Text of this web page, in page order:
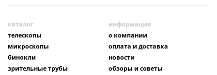
каталог
телескопы
микроскопы
бинокли
зрительные трубы
информация
о компании
оплата и доставка
новости
обзоры и советы